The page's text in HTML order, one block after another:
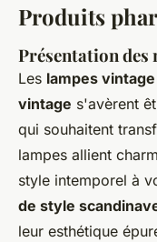
Produits
Présentation des
Les lampes
vintage s'avèrent
qui souhaitent
lampes allient
style intemporel à
de style
leur esthétique